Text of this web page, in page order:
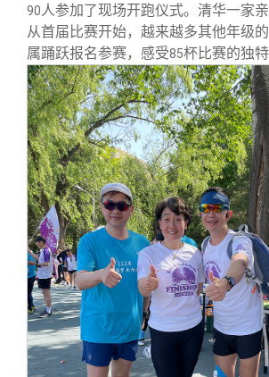
90人参加了现场开跑仪式。清华一家亲
从首届比赛开始，越来越多其他年级
属踊跃报名参赛，感受85杯比赛的独特